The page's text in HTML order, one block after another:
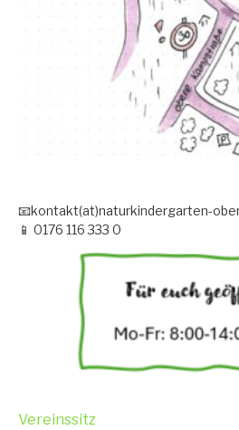
📧kontakt(at)naturkindergarten-
📱 0176 116 333 0
Vereinssitz